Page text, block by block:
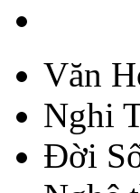
Văn
Nghi
Đời